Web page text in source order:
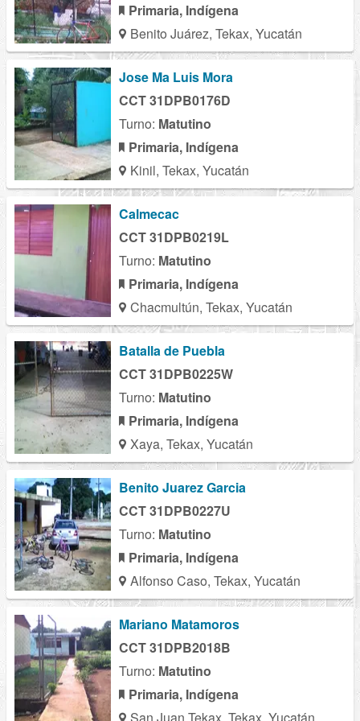
Primaria, Indígena
Benito Juárez, Tekax, Yucatán
Jose Ma Luis Mora
CCT 31DPB0176D
Turno: Matutino
Primaria, Indígena
Kinil, Tekax, Yucatán
Calmecac
CCT 31DPB0219L
Turno: Matutino
Primaria, Indígena
Chacmultún, Tekax, Yucatán
Batalla de Puebla
CCT 31DPB0225W
Turno: Matutino
Primaria, Indígena
Xaya, Tekax, Yucatán
Benito Juarez Garcia
CCT 31DPB0227U
Turno: Matutino
Primaria, Indígena
Alfonso Caso, Tekax, Yucatán
Mariano Matamoros
CCT 31DPB2018B
Turno: Matutino
Primaria, Indígena